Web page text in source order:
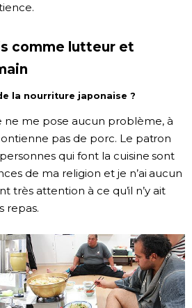
comme lutteur et
la nourriture japonaise ?
me pose aucun problème, à
pas de porc. Le patron
qui font la cuisine sont
de ma religion et je n’ai aucun
très attention à ce qu’il n’y ait
repas.